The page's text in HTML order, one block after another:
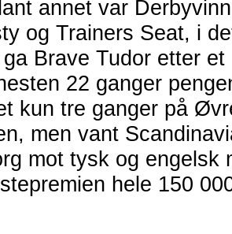
annet var
og Trainers Seat, i
Brave Tudor etter et
22 ganger
kun tre ganger på
men vant
mot tysk og engelsk
hele 150